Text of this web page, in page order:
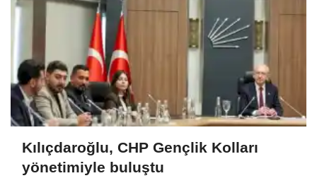
Kılıçdaroğlu, CHP Gençlik Kolları
yönetimiyle buluştu